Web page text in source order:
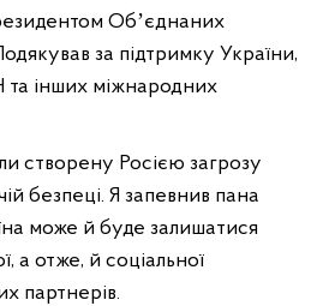
Обʼєднаних
за підтримку України,
інших міжнародних
створену Росією загрозу
безпеці. Я запевнив пана
може й буде залишатися
а отже, й соціальної
партнерів.